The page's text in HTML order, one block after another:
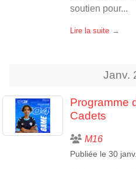
soutien pour...
Lire la suite
Janv.
Programme
Cadets
M16
Publiée le 30